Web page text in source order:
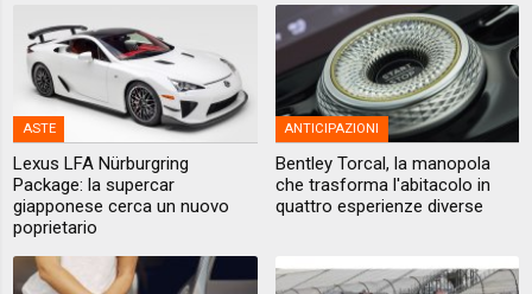
ASTE
Lexus LFA Nürburgring
Package: la supercar
giapponese cerca un nuovo
poprietario
ANTICIPAZIONI
Bentley Torcal, la manopola
che trasforma l'abitacolo in
quattro esperienze diverse